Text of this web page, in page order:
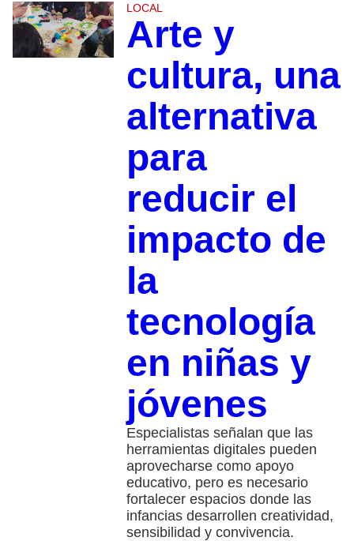
LOCAL
Arte y
cultura, una
alternativa
para
reducir el
impacto de
la
tecnología
en niñas y
jóvenes
Especialistas señalan que las
herramientas digitales pueden
aprovecharse como apoyo
educativo, pero es necesario
fortalecer espacios donde las
infancias desarrollen creatividad,
sensibilidad y convivencia.